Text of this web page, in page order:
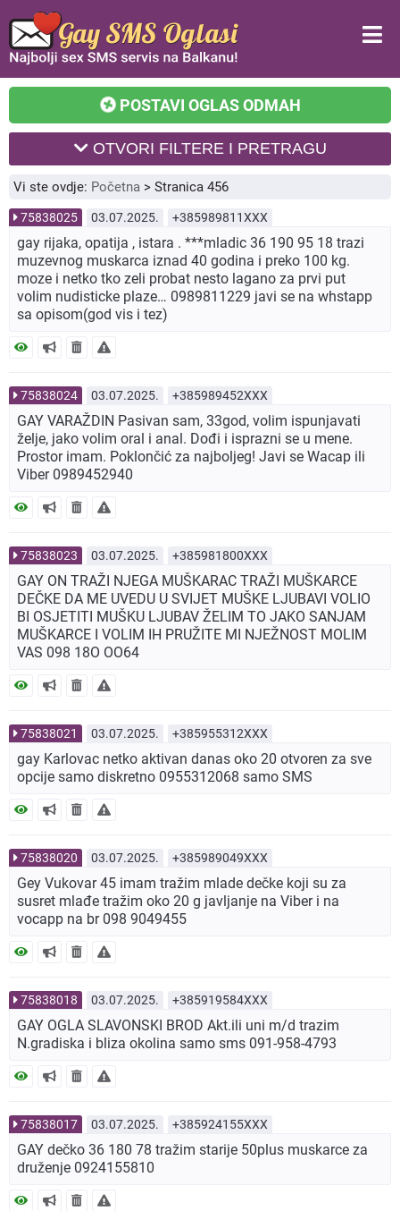
POSTAVI OGLAS ODMAH
OTVORI FILTERE I PRETRAGU
Vi ste ovdje: Početna > Stranica 456
75838025 03.07.2025. +385989811XXX
gay rijaka, opatija , istara . ***mladic 36 190 95 18 trazi
muzevnog muskarca iznad 40 godina i preko 100 kg.
moze i netko tko zeli probat nesto lagano za prvi put
volim nudisticke plaze… 0989811229 javi se na whstapp
sa opisom(god vis i tez)
75838024 03.07.2025. +385989452XXX
GAY VARAŽDIN Pasivan sam, 33god, volim ispunjavati
želje, jako volim oral i anal. Dođi i isprazni se u mene.
Prostor imam. Poklončić za najboljeg! Javi se Wacap ili
Viber 0989452940
75838023 03.07.2025. +385981800XXX
GAY ON TRAŽI NJEGA MUŠKARAC TRAŽI MUŠKARCE
DEČKE DA ME UVEDU U SVIJET MUŠKE LJUBAVI VOLIO
BI OSJETITI MUŠKU LJUBAV ŽELIM TO JAKO SANJAM
MUŠKARCE I VOLIM IH PRUŽITE MI NJEŽNOST MOLIM
VAS 098 18O OO64
75838021 03.07.2025. +385955312XXX
gay Karlovac netko aktivan danas oko 20 otvoren za sve
opcije samo diskretno 0955312068 samo SMS
75838020 03.07.2025. +385989049XXX
Gey Vukovar 45 imam tražim mlade dečke koji su za
susret mlađe tražim oko 20 g javljanje na Viber i na
vocapp na br 098 9049455
75838018 03.07.2025. +385919584XXX
GAY OGLA SLAVONSKI BROD Akt.ili uni m/d trazim
N.gradiska i bliza okolina samo sms 091-958-4793
75838017 03.07.2025. +385924155XXX
GAY dečko 36 180 78 tražim starije 50plus muskarce za
druženje 0924155810